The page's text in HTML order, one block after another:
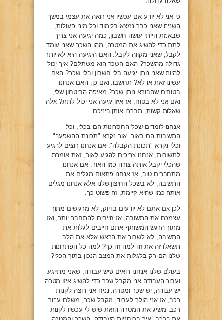
כי אני לא יודע אם עכשיו אני רואה את עצמי במשך
השנים שאני כבר נמצא בלימוד וכל מיני פעולות,
שבאמת הייתי עושה חשבון, כמה יגיעה אני צריך
לתת כדי להשיג את המטרה, מהו השכר שאני עומד
לקבל, שאני מקווה לקבל. האם היגיעה היא לא יותר
גדולה מהשכר? האם השכר הוא משתלם? איך יכול
להיות שאני נותן יגיעה בלי חשבון ובלי שכר? האם
עשינו זאת או לא? תחשבו. ואם כן, האם אנחנו
בטוחים שהבורא נותן שכר? מאיפה הביטחון שלי,
ואם אני לא בטוח, אז איזו יגיעה אני יכול לתת? אלה
שאלות קשות, תבררו אותן ביניכם.
אנחנו לומדים שכל החסרונות הם בכלי, וכל
התשובות הם באור. אור נקרא "תכונת ההשפעה"
וכלי נקרא "תכונת הקבלה". אם אנחנו רוצים להגיע
לתשובות, אנחנו צריכים להגיע לאור, זאת אומרת
שהכלי יקבל אותה צורה כמו האור. אם אנחנו
מתחברים טוב, אז אנחנו פתאום מגלים את
התשובה, לא בשכל החיצון שלנו אלא אנחנו מגלים
אותה כמו שהיא קיימת, זה פשוט כך.
לכן אם אתם לא יודעים בדיוק, לא מרגישים מתוך
עצמכם את התשובה, אז חייבים להתחבר יותר, ואז
מתוך הרגש המשותף אתם חייבים לגלות את
התשובה, לא לשבור את הראש אלא את הלב.
תשאלו זה את זה למה זה כך? למה כל הפתרונות
שלנו הם רק בלגלות את המצב הנכון בתוך הכלי?
בעולם שלנו אנחנו רואים שיש עבודה, שאני מתייגע
ועבור העבודה אני מקבל שכר כדי להשיג איזו מטרה.
יש עבודה, יש שכר ומטרה. נניח אני רוצה לקנות
רכב, אז אני הולך לעבוד, מקבל שכר, משלם עבור
רכב ומשיג את המטרה הזאת שיש לי עכשיו לקנות